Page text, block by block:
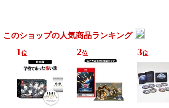
このショップの人気商品ランキング
1 位 2位 3位